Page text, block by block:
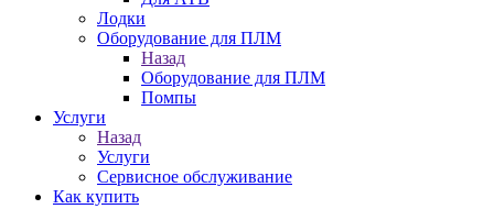
Лодки
Оборудование для ПЛМ
Назад
Оборудование для ПЛМ
Помпы
Услуги
Назад
Услуги
Сервисное обслуживание
Как купить